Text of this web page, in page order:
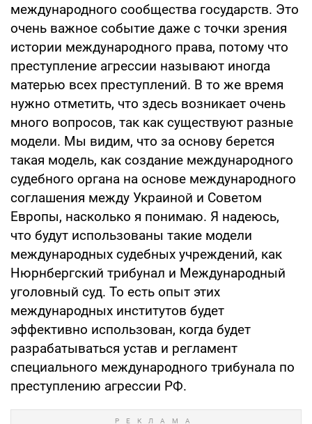
международного сообщества государств. Это
очень важное событие даже с точки зрения
истории международного права, потому что
преступление агрессии называют иногда
матерью всех преступлений. В то же время
нужно отметить, что здесь возникает очень
много вопросов, так как существуют разные
модели. Мы видим, что за основу берется
такая модель, как создание международного
судебного органа на основе международного
соглашения между Украиной и Советом
Европы, насколько я понимаю. Я надеюсь,
что будут использованы такие модели
международных судебных учреждений, как
Нюрнбергский трибунал и Международный
уголовный суд. То есть опыт этих
международных институтов будет
эффективно использован, когда будет
разрабатываться устав и регламент
специального международного трибунала по
преступлению агрессии РФ.